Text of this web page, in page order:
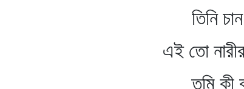
তিনি চান
এই তো নারীর
তুমি কী